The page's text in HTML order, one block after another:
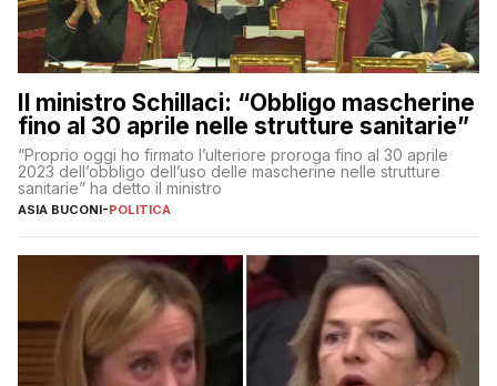
Il ministro Schillaci: “Obbligo mascherine
fino al 30 aprile nelle strutture sanitarie”
“Proprio oggi ho firmato l’ulteriore proroga fino al 30 aprile
2023 dell’obbligo dell’uso delle mascherine nelle strutture
sanitarie” ha detto il ministro
ASIA BUCONI-POLITICA